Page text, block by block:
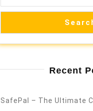
Recent
SafePal – The Ultimate